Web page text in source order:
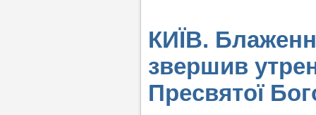
КИЇВ.
звершив
Пресвятої